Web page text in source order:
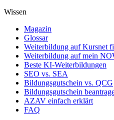
Wissen
Magazin
Glossar
Weiterbildung auf Kursnet
Weiterbildung auf mein
Beste KI-Weiterbildungen
SEO vs. SEA
Bildungsgutschein vs. QCG
Bildungsgutschein
AZAV einfach erklärt
FAQ